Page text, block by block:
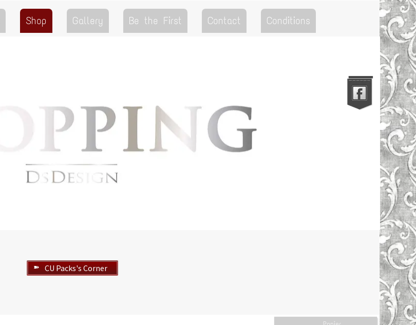
Shop Gallery Be the First Contact Conditions
Go to the Top
➽ CU Packs's Corner